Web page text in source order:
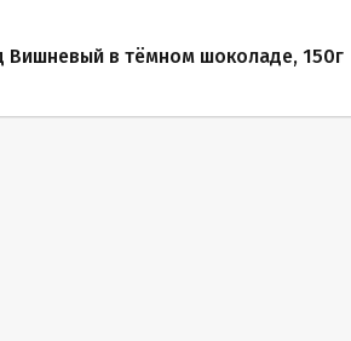
Вишневый в тёмном шоколаде, 150г